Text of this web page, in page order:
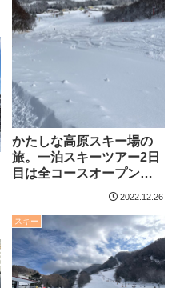
かたしな高原スキー場の
旅。一泊スキーツアー2日
目は全コースオープンの
かたしな高原へ。寒波を
乗り越えた先には新雪天
国が待っていた。
2022.12.26
スキー